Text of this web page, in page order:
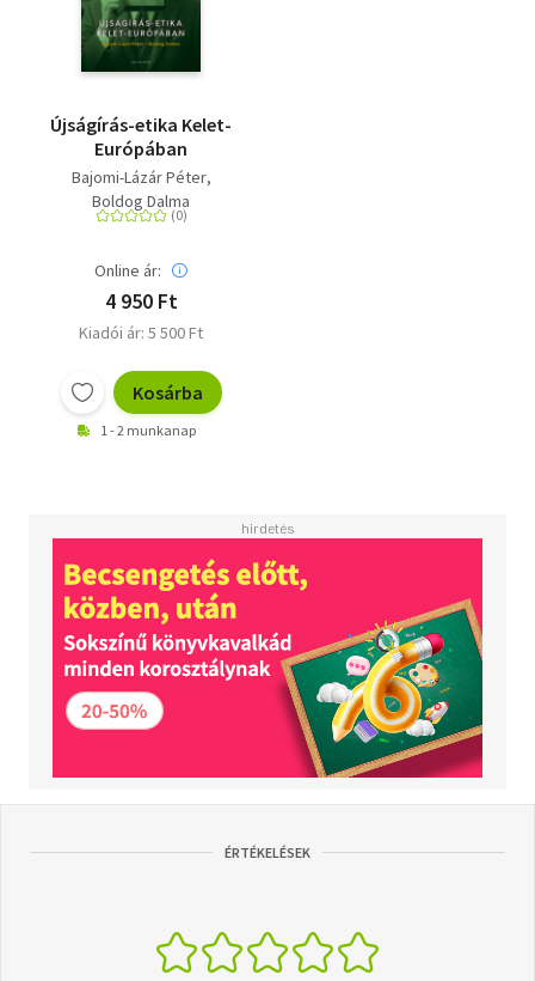
Újságírás-etika Kelet-
Európában
Bajomi-Lázár Péter
Boldog Dalma
Online ár:
4 950 Ft
Kiadói ár: 5 500 Ft
Kosárba
1 - 2 munkanap
ÉRTÉKELÉSEK